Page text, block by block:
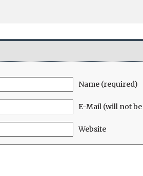
Name (required)
E-Mail (will not
Website